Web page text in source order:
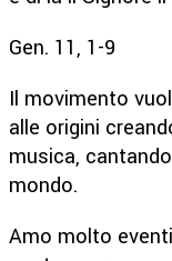
Gen. 11, 1-9
Il movimento
alle origini
musica,
mondo.
Amo molto